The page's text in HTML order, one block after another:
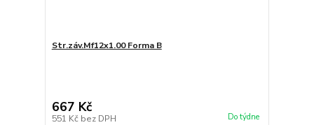
Str.záv.Mf12x1.00 Forma B
667 Kč
551 Kč bez DPH Do týdne